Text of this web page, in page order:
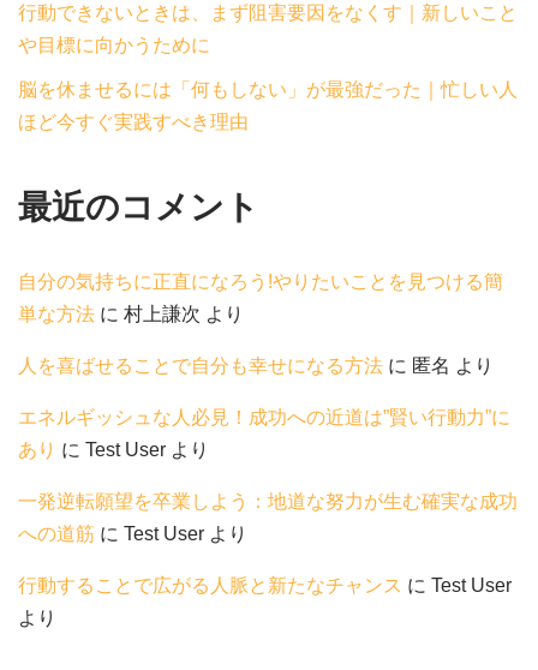
行動できないときは、まず阻害要因をなくす｜新しいこと
や目標に向かうために
脳を休ませるには「何もしない」が最強だった｜忙しい人
ほど今すぐ実践すべき理由
最近のコメント
自分の気持ちに正直になろう!やりたいことを見つける簡
単な方法 に 村上謙次 より
人を喜ばせることで自分も幸せになる方法 に 匿名 より
エネルギッシュな人必見！成功への近道は”賢い行動力”に
あり に Test User より
一発逆転願望を卒業しよう：地道な努力が生む確実な成功
への道筋 に Test User より
行動することで広がる人脈と新たなチャンス に Test User
より